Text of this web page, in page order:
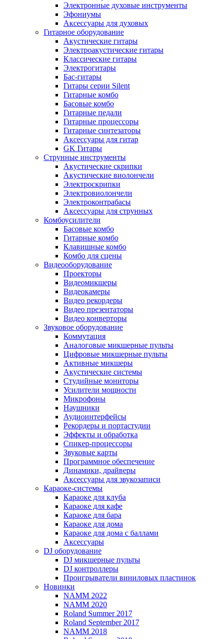
Электронные духовые инструменты
Эфониумы
Аксессуары для духовых
Гитарное оборудование
Акустические гитары
Электроакустические гитары
Классические гитары
Электрогитары
Бас-гитары
Гитары серии Silent
Гитарные комбо
Басовые комбо
Гитарные педали
Гитарные процессоры
Гитарные синтезаторы
Аксессуары для гитар
GK Гитары
Струнные инструменты
Акустические скрипки
Акустические виолончели
Электроскрипки
Электровиолончели
Электроконтрабасы
Аксессуары для струнных
Комбоусилители
Басовые комбо
Гитарные комбо
Клавишные комбо
Комбо для сцены
Видеооборудование
Проекторы
Видеомикшеры
Видеокамеры
Видео рекордеры
Видео презентаторы
Видео конверторы
Звуковое оборудование
Коммутация
Аналоговые микшерные пульты
Цифровые микшерные пульты
Активные микшеры
Акустические системы
Студийные мониторы
Усилители мощности
Микрофоны
Наушники
Аудиоинтерфейсы
Рекордеры и портастудии
Эффекты и обработка
Спикер-процессоры
Звуковые карты
Программное обеспечение
Динамики, драйверы
Аксессуары для звукозаписи
Караоке-системы
Караоке для клуба
Караоке для кафе
Караоке для бара
Караоке для дома
Караоке для дома с баллами
Аксессуары
DJ оборудование
DJ микшерные пульты
DJ контроллеры
Проигрыватели виниловых пластинок
Новинки
NAMM 2022
NAMM 2020
Roland Summer 2017
Roland September 2017
NAMM 2018